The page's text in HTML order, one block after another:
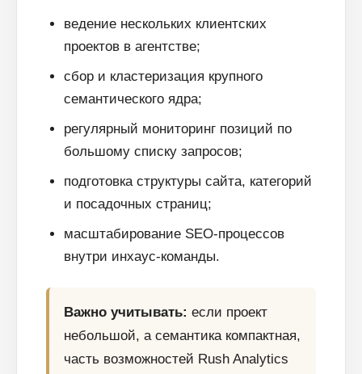
ведение нескольких клиентских
проектов в агентстве;
сбор и кластеризация крупного
семантического ядра;
регулярный мониторинг позиций по
большому списку запросов;
подготовка структуры сайта, категорий
и посадочных страниц;
масштабирование SEO-процессов
внутри инхаус-команды.
Важно учитывать: если проект
небольшой, а семантика компактная,
часть возможностей Rush Analytics